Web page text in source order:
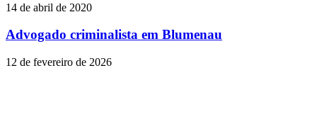
14 de abril de 2020
Advogado criminalista em Blumenau
12 de fevereiro de 2026